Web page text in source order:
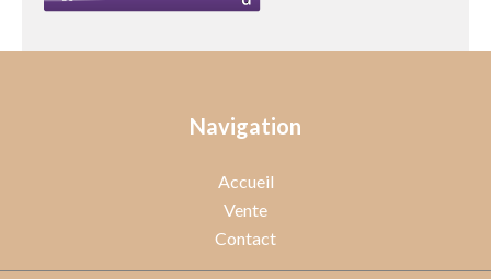
Navigation
Accueil
Vente
Contact